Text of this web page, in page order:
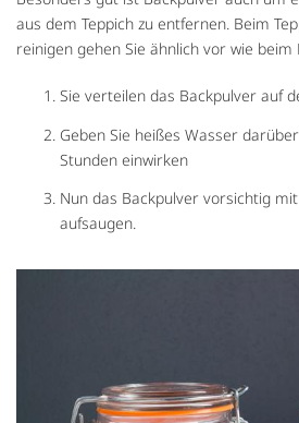
aus dem Teppich zu entfernen. Beim
reinigen gehen Sie ähnlich vor wie beim
Sie verteilen das Backpulver auf
Geben Sie heißes Wasser
Stunden einwirken
Nun das Backpulver vorsichtig
aufsaugen.